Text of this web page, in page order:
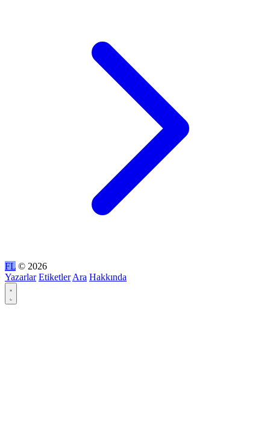
FL © 2026
Yazarlar Etiketler Ara Hakkında